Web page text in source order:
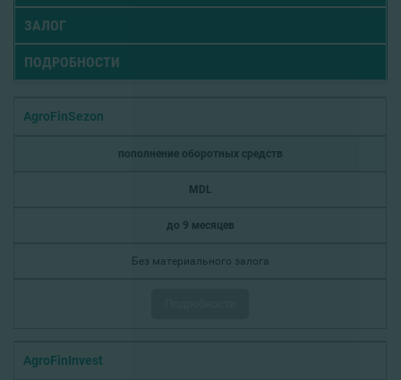
ЗАЛОГ
ПОДРОБНОСТИ
AgroFinSezon
пополнение оборотных средств
MDL
до 9 месяцев
Без материального залога
AgroFinInvest